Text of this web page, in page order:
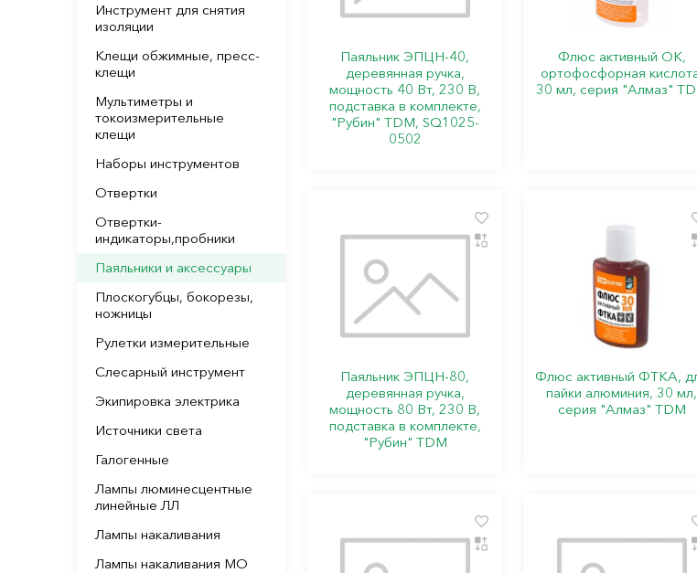
Инструмент для снятия
изоляции
Клещи обжимные, пресс-
клещи
Мультиметры и
токоизмерительные
клещи
Наборы инструментов
Отвертки
Отвертки-
индикаторы,пробники
Паяльники и аксессуары
Плоскогубцы, бокорезы,
ножницы
Рулетки измерительные
Слесарный инструмент
Экипировка электрика
Источники света
Галогенные
Лампы люминесцентные
линейные ЛЛ
Лампы накаливания
Лампы накаливания МО
Паяльник ЭПЦН-40,
деревянная ручка,
мощность 40 Вт, 230 В,
подставка в комплекте,
"Рубин" TDM, SQ1025-
0502
Флюс активный ОК,
ортофосфорная
30 мл, серия "Алмаз"
Паяльник ЭПЦН-80,
деревянная ручка,
мощность 80 Вт, 230 В,
подставка в комплекте,
"Рубин" TDM
Флюс активный ФТКА,
пайки алюминия, 30 мл,
серия "Алмаз" TDM